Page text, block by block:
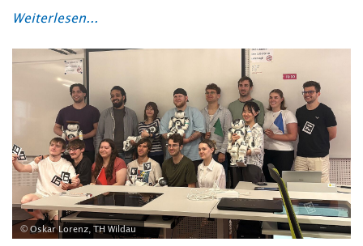
Weiterlesen...
© Oskar Lorenz, TH Wildau